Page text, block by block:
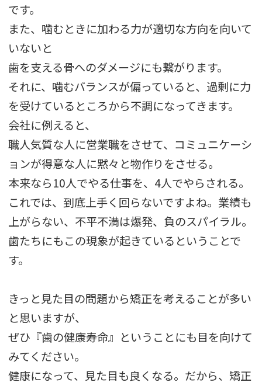
です。
また、噛むときに加わる力が適切な方向を向いて
いないと
歯を支える骨へのダメージにも繋がります。
それに、噛むバランスが偏っていると、過剰に力
を受けているところから不調になってきます。
会社に例えると、
職人気質な人に営業職をさせて、コミュニケーシ
ョンが得意な人に黙々と物作りをさせる。
本来なら10人でやる仕事を、4人でやらされる。
これでは、到底上手く回らないですよね。業績も
上がらない、不平不満は爆発、負のスパイラル。
歯たちにもこの現象が起きているということで
す。
きっと見た目の問題から矯正を考えることが多い
と思いますが、
ぜひ『歯の健康寿命』ということにも目を向けて
みてください。
健康になって、見た目も良くなる。だから、矯正